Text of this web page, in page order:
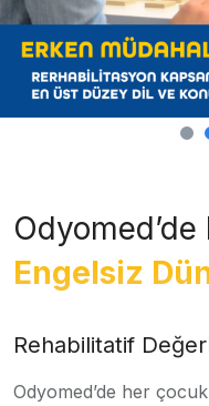
Engelsiz
Rehabilitatif
Odyomed’de her